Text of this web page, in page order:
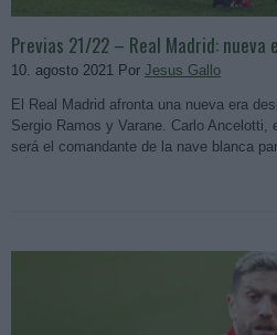
Previas 21/22 – Real Madrid:
10. agosto 2021 Por Jesus Gallo
El Real Madrid afronta una nueva era
Sergio Ramos y Varane. Carlo Ancelotti,
será el comandante de la nave blanca